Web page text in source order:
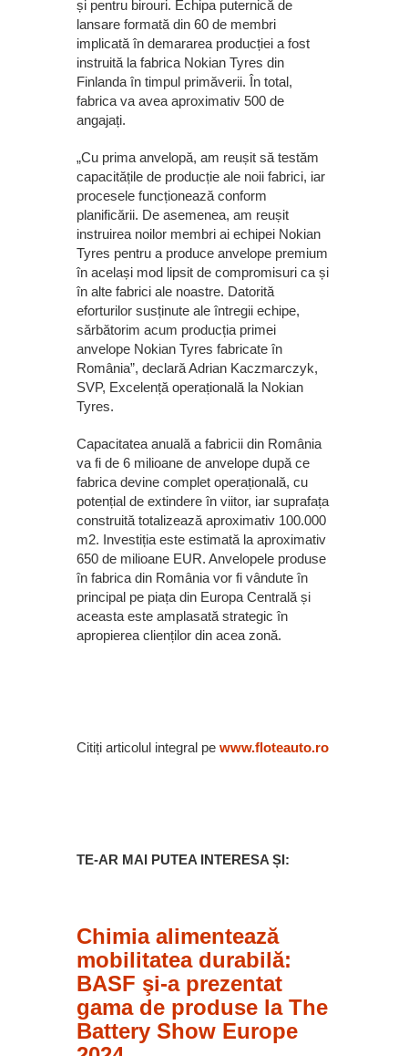
și pentru birouri. Echipa puternică de
lansare formată din 60 de membri
implicată în demararea producției a fost
instruită la fabrica Nokian Tyres din
Finlanda în timpul primăverii. În total,
fabrica va avea aproximativ 500 de
angajați.
„Cu prima anvelopă, am reușit să testăm
capacitățile de producție ale noii fabrici, iar
procesele funcționează conform
planificării. De asemenea, am reușit
instruirea noilor membri ai echipei Nokian
Tyres pentru a produce anvelope premium
în același mod lipsit de compromisuri ca și
în alte fabrici ale noastre. Datorită
eforturilor susținute ale întregii echipe,
sărbătorim acum producția primei
anvelope Nokian Tyres fabricate în
România”, declară Adrian Kaczmarczyk,
SVP, Excelență operațională la Nokian
Tyres.
Capacitatea anuală a fabricii din România
va fi de 6 milioane de anvelope după ce
fabrica devine complet operațională, cu
potențial de extindere în viitor, iar suprafața
construită totalizează aproximativ 100.000
m2. Investiția este estimată la aproximativ
650 de milioane EUR. Anvelopele produse
în fabrica din România vor fi vândute în
principal pe piața din Europa Centrală și
aceasta este amplasată strategic în
apropierea clienților din acea zonă.
Citiți articolul integral pe www.floteauto.ro
TE-AR MAI PUTEA INTERESA ȘI:
Chimia alimentează
mobilitatea durabilă:
BASF şi-a prezentat
gama de produse la The
Battery Show Europe